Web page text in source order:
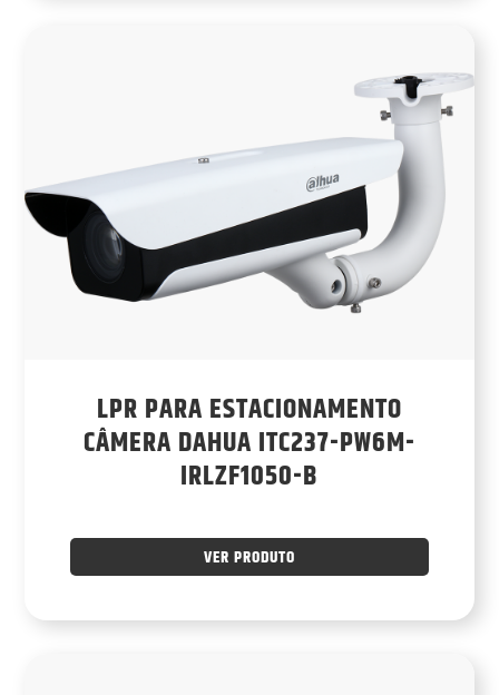
LPR PARA ESTACIONAMENTO
CÂMERA DAHUA ITC237-PW6M-
IRLZF1050-B
VER PRODUTO